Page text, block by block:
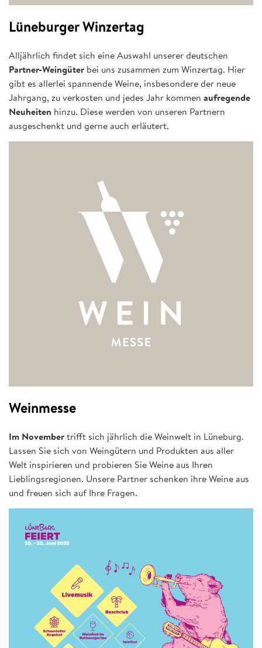
Lüneburger Winzertag
Alljährlich findet sich eine Auswahl unserer deutschen
Partner-Weingüter bei uns zusammen zum Winzertag. Hier
gibt es allerlei spannende Weine, insbesondere der neue
Jahrgang, zu verkosten und jedes Jahr kommen aufregende
Neuheiten hinzu. Diese werden von unseren Partnern
ausgeschenkt und gerne auch erläutert.
Weinmesse
Im Novembertrifft sich jährlich die Weinwelt in Lüneburg.
Lassen Sie sich von Weingütern und Produkten aus aller
Welt inspirieren und probieren Sie Weine aus Ihren
Lieblingsregionen. Unsere Partner schenken ihre Weine aus
und freuen sich auf Ihre Fragen.